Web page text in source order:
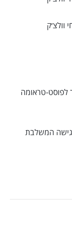
לפוסט-טראומה
המשלבת